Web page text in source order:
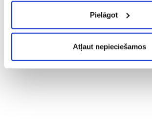
Pielāgot
Atļaut nepieciešamos